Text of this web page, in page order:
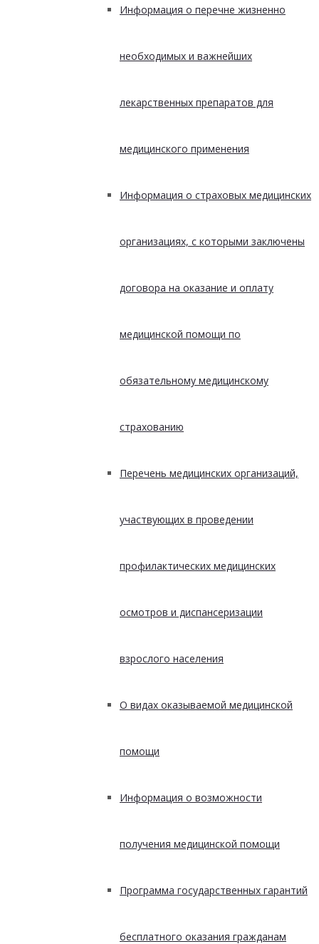
Информация о перечне жизненно
необходимых и важнейших
лекарственных препаратов для
медицинского применения
Информация о страховых медицинских
организациях, с которыми заключены
договора на оказание и оплату
медицинской помощи по
обязательному медицинскому
страхованию
Перечень медицинских организаций,
участвующих в проведении
профилактических медицинских
осмотров и диспансеризации
взрослого населения
О видах оказываемой медицинской
помощи
Информация о возможности
получения медицинской помощи
Программа государственных гарантий
бесплатного оказания гражданам